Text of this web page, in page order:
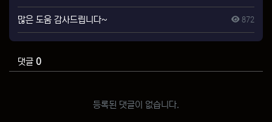
많은 도움 감사드립니다~ 872
댓글 0
등록된 댓글이 없습니다.